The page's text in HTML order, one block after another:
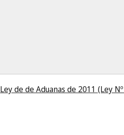
Ley de de Aduanas de 2011 (Ley